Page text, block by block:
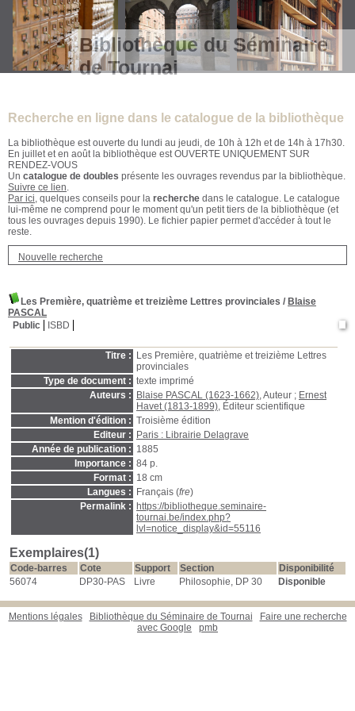
Bibliothèque du Séminaire
de Tournai
Recherche en ligne dans le catalogue de la bibliothèque
La bibliothèque est ouverte du lundi au jeudi, de 10h à 12h et de 14h à 17h30.
En juillet et en août la bibliothèque est OUVERTE UNIQUEMENT SUR
RENDEZ-VOUS
Un catalogue de doubles présente les ouvrages revendus par la bibliothèque.
Suivre ce lien.
Par ici, quelques conseils pour la recherche dans le catalogue. Le catalogue
lui-même ne comprend pour le moment qu'un petit tiers de la bibliothèque (et
tous les ouvrages depuis 1990). Le fichier papier permet d'accéder à tout le
reste.
Nouvelle recherche
Les Première, quatrième et treizième Lettres provinciales / Blaise
PASCAL
Public
ISBD
Titre :
Les Première, quatrième et treizième Lettres
provinciales
Type de document : texte imprimé
Auteurs :
Blaise PASCAL (1623-1662), Auteur ; Ernest
Havet (1813-1899), Éditeur scientifique
Mention d'édition : Troisième édition
Editeur :
Paris : Librairie Delagrave
Année de publication : 1885
Importance : 84 p.
Format : 18 cm
Langues :
Français (fre)
Permalink :
https://bibliotheque.seminaire-
tournai.be/index.php?
lvl=notice_display&id=55116
Exemplaires(1)
Code-barres Cote Support Section
Disponibilité
56074
DP30-PAS Livre Philosophie, DP 30 Disponible
Mentions légales Bibliothèque du Séminaire de Tournai
Faire une recherche
avec Google
pmb